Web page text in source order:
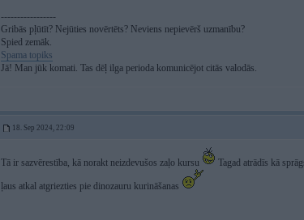
-----------------
Gribās pļūtīt? Nejūties novērtēts? Neviens nepievērš uzmanību?
Spied zemāk.
Spama topiks
Jā! Man jūk komati. Tas dēļ ilga perioda komunicējot citās valodās.
18. Sep 2024, 22:09
Tā ir sazvērestība, kā norakt neizdevušos zaļo kursu Tagad atrādīs kā
ļaus atkal atgriezties pie dinozauru kurināšanas